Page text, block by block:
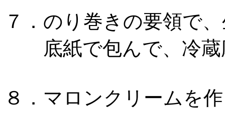
７．のり巻きの要領で
底紙で包んで、冷蔵
８．マロンクリームを